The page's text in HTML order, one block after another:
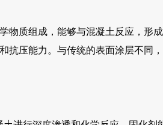
质组成，能够与混凝土反应，形成
压能力。与传统的表面涂层不同